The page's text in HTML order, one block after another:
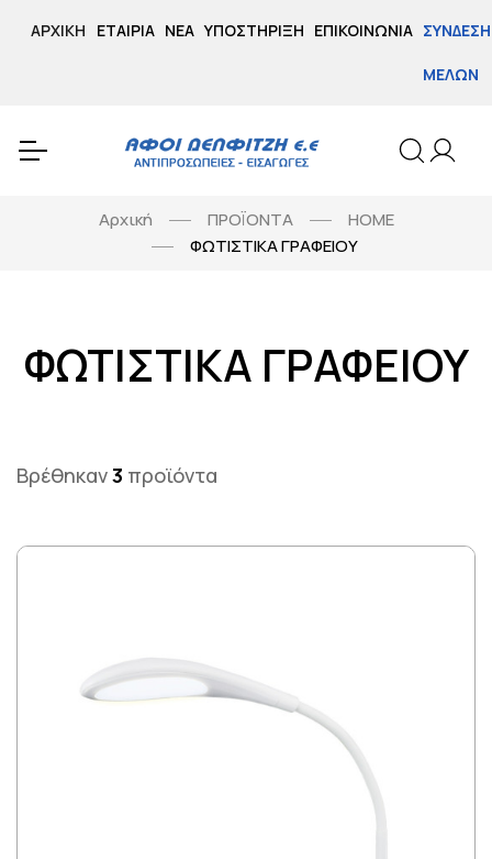
ΑΡΧΙΚΉ ΕΤΑΙΡΊΑ ΝΈΑ ΥΠΟΣΤΉΡΙΞΗ ΕΠΙΚΟΙΝΩΝΊΑ ΣΎΝΔΕΣΗ
ΜΕΛΏΝ
Αρχική ΠΡΟΪΟΝΤΑ
HOME
ΦΩΤΙΣΤΙΚΑ ΓΡΑΦΕΙΟΥ
ΦΩΤΙΣΤΙΚΑ ΓΡΑΦΕΙΟΥ
Βρέθηκαν3 προϊόντα